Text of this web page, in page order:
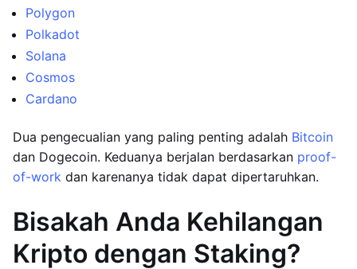
Polygon
Polkadot
Solana
Cosmos
Cardano
Dua pengecualian yang paling penting adalah Bitcoin
dan Dogecoin. Keduanya berjalan berdasarkan proof-
of-work dan karenanya tidak dapat dipertaruhkan.
Bisakah Anda Kehilangan
Kripto dengan Staking?